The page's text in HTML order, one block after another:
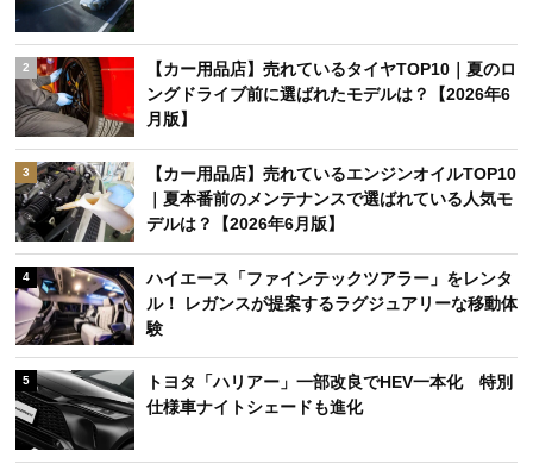
2
【カー用品店】売れているタイヤTOP10｜夏のロ
ングドライブ前に選ばれたモデルは？【2026年6
月版】
3
【カー用品店】売れているエンジンオイルTOP10
｜夏本番前のメンテナンスで選ばれている人気モ
デルは？【2026年6月版】
4
ハイエース「ファインテックツアラー」をレンタ
ル！ レガンスが提案するラグジュアリーな移動体
験
5
トヨタ「ハリアー」一部改良でHEV一本化 特別
仕様車ナイトシェードも進化